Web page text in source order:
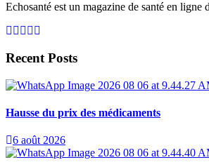
Echosanté est un magazine de santé en
Recent Posts
Hausse du prix des médicaments
6 août 2026